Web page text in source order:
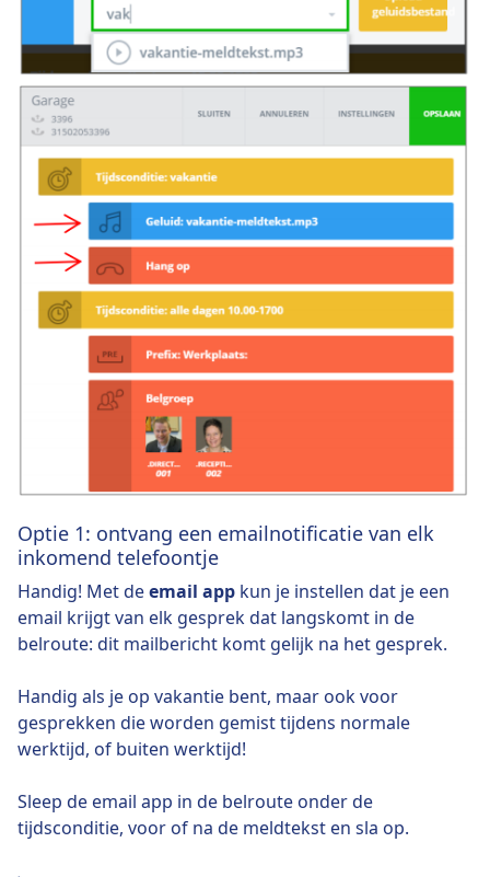
Optie 1: ontvang een emailnotificatie van elk
inkomend telefoontje
Handig! Met deemail app kun je instellen dat je een
email krijgt van elk gesprek dat langskomt in de
belroute: dit mailbericht komt gelijk na het gesprek.
Handig als je op vakantie bent, maar ook voor
gesprekken die worden gemist tijdens normale
werktijd, of buiten werktijd!
Sleep de email app in de belroute onder de
tijdsconditie, voor of na de meldtekst en sla op.